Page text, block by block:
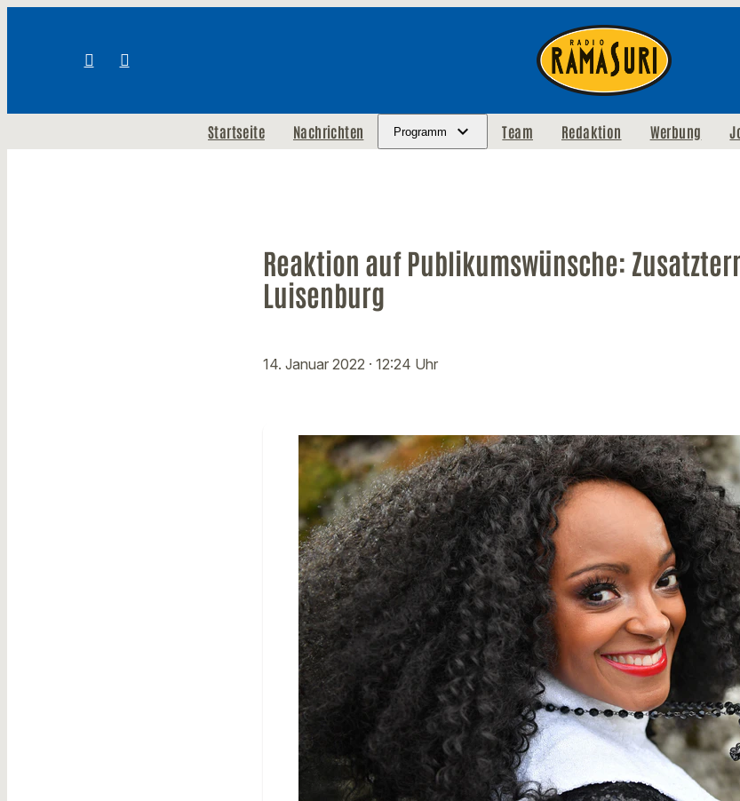
Startseite Nachrichten Programm Team Redaktion Werbung
Reaktion auf Publikumswünsche:
Luisenburg
14. Januar 2022 · 12:24 Uhr